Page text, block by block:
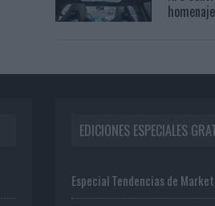
EDICIONES ESPECIALES
Especial Tendencias de